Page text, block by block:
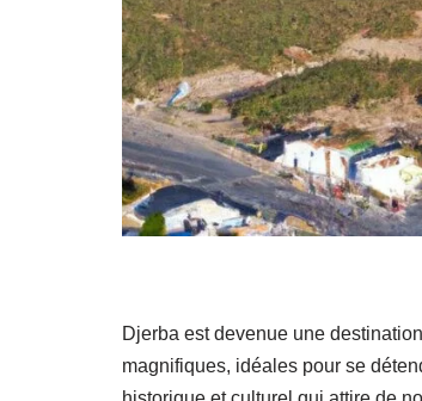
Djerba est devenue une
magnifiques, idéales pour se